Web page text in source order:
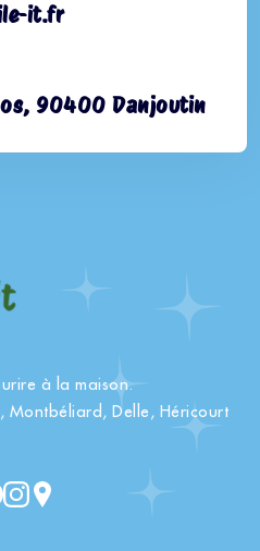
it.fr
90400 Danjoutin
à la maison.
Montbéliard, Delle, Héricourt